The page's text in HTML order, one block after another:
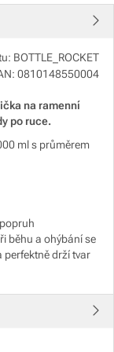
46001 Liberec
BOTTLE_ROCKET
0810148550004
na ramenní
po ruce.
ml s průměrem
běhu a ohýbání se
perfektně drží tvar